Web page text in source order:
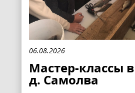
06.08.2026
Мастер-классы в
д. Самолва